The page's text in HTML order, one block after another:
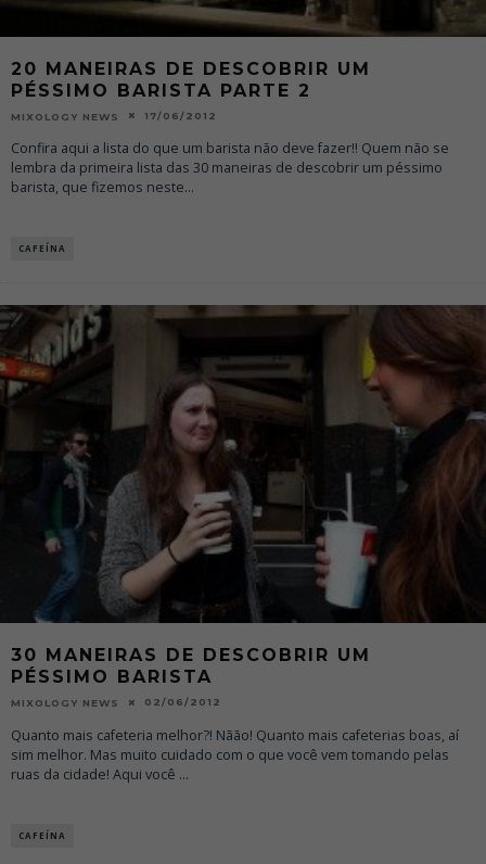
20 MANEIRAS DE DESCOBRIR UM
PÉSSIMO BARISTA PARTE 2
MIXOLOGY NEWS 17/06/2012
Confira aqui a lista do que um barista não deve fazer!! Quem não se
lembra da primeira lista das 30 maneiras de descobrir um péssimo
barista, que fizemos neste...
CAFEÍNA
30 MANEIRAS DE DESCOBRIR UM
PÉSSIMO BARISTA
MIXOLOGY NEWS 02/06/2012
Quanto mais cafeteria melhor?! Nãão! Quanto mais cafeterias boas, aí
sim melhor. Mas muito cuidado com o que você vem tomando pelas
ruas da cidade! Aqui você ...
CAFEÍNA